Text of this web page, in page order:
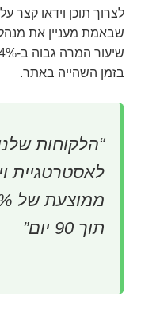
לצרוך תוכן וידאו קצר
שבאמת מעניין את
בזמן השהייה באתר.
“הלקוחות
לאסטרטגיית
תוך 90 יום”